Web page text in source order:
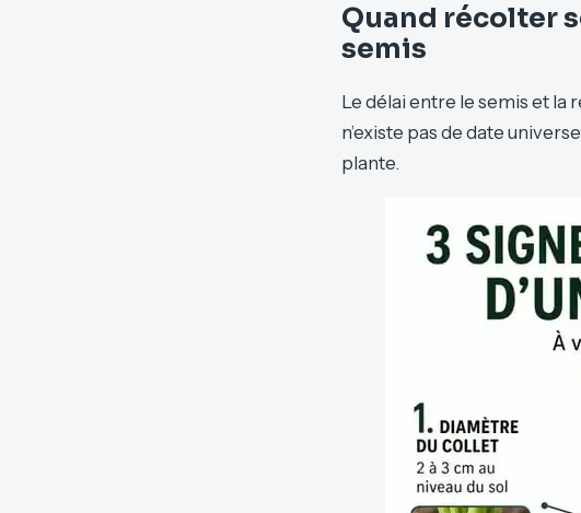
Quand récolter
semis
Le délai entre le semis et la
n’existe pas de date
plante.